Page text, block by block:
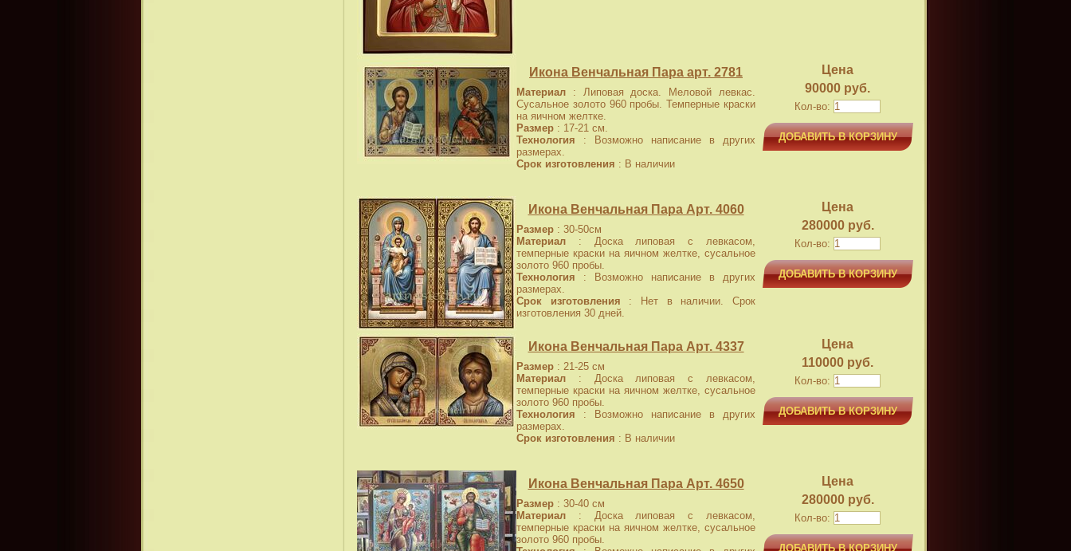
Икона Венчальная Пара арт. 2781
Материал : Липовая доска. Меловой левкас.
Сусальное золото 960 пробы. Темперные краски
на яичном желтке.
Размер : 17-21 см.
Технология : Возможно написание в других
размерах.
Срок изготовления : В наличии
Цена
90000 руб.
Кол-во:
ДОБАВИТЬ В КОРЗИНУ
Икона Венчальная Пара Арт. 4060
Размер : 30-50см
Материал : Доска липовая с левкасом,
темперные краски на яичном желтке, сусальное
золото 960 пробы.
Технология : Возможно написание в других
размерах.
Срок изготовления : Нет в наличии. Срок
изготовления 30 дней.
Цена
280000 руб.
Кол-во:
ДОБАВИТЬ В КОРЗИНУ
Икона Венчальная Пара Арт. 4337
Размер : 21-25 см
Материал : Доска липовая с левкасом,
темперные краски на яичном желтке, сусальное
золото 960 пробы.
Технология : Возможно написание в других
размерах.
Срок изготовления : В наличии
Цена
110000 руб.
Кол-во:
ДОБАВИТЬ В КОРЗИНУ
Икона Венчальная Пара Арт. 4650
Размер : 30-40 см
Материал : Доска липовая с левкасом,
темперные краски на яичном желтке, сусальное
золото 960 пробы.
Цена
280000 руб.
Кол-во:
ДОБАВИТЬ В КОРЗИНУ